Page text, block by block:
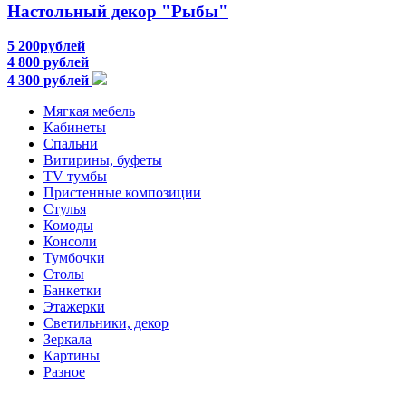
Настольный декор "Рыбы"
5 200рублей
4 800 рублей
4 300 рублей
Мягкая мебель
Кабинеты
Спальни
Витирины, буфеты
TV тумбы
Пристенные композиции
Стулья
Комоды
Консоли
Тумбочки
Столы
Банкетки
Этажерки
Светильники, декор
Зеркала
Картины
Разное